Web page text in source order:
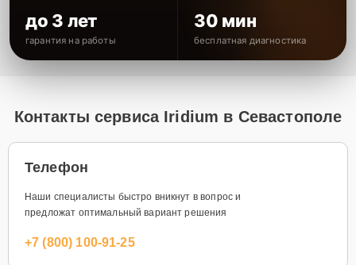
до 3 лет
гарантия на работы
30 мин
бесплатная диагностика
Контакты сервиса Iridium в Севастополе
Телефон
Наши специалисты быстро вникнут в вопрос и
предложат оптимальный вариант решения
+7 (800) 100-91-25